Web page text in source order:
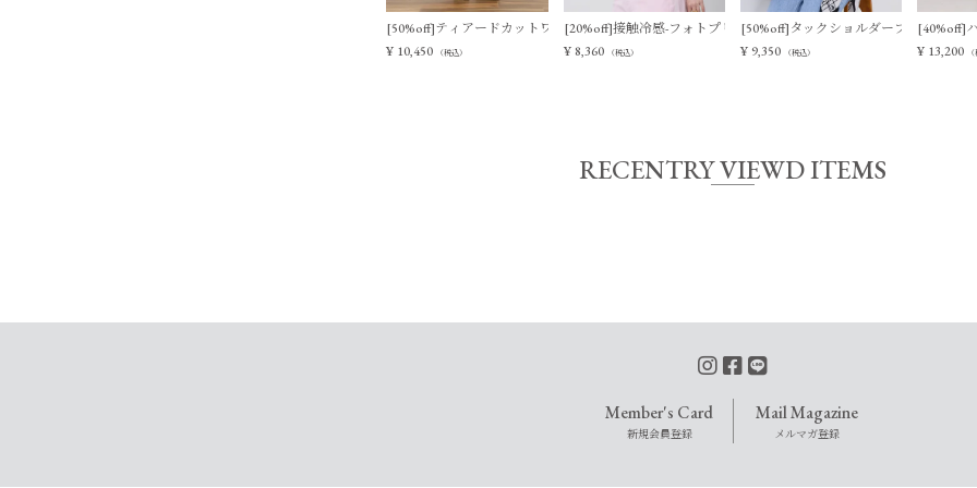
[50%off]ティアードカットワンピース
¥ 10,450 （税込）
[20%off]接触冷感-フォトプリントT-shirt
¥ 8,360 （税込）
[50%off]タックショルダーブラウス
¥9,350 （税込）
[40%off]
¥ 13,200
RECENTRY VIEWD ITEMS
Member's Card
新規会員登録
Mail Magazine
メルマガ登録